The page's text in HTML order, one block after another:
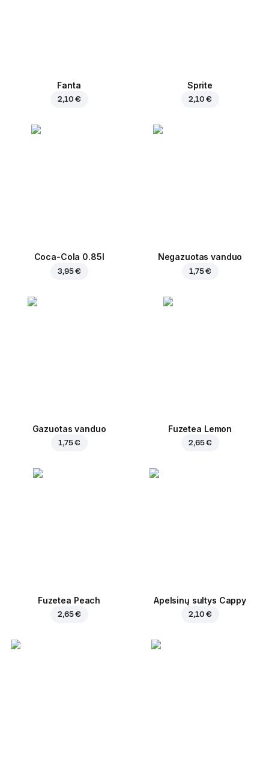
Fanta
2,10 €
Sprite
2,10 €
Coca-Cola 0.85l
3,95 €
Negazuotas vanduo
1,75 €
Gazuotas vanduo
1,75 €
Fuzetea Lemon
2,65 €
Fuzetea Peach
2,65 €
Apelsinų sultys Cappy
2,10 €